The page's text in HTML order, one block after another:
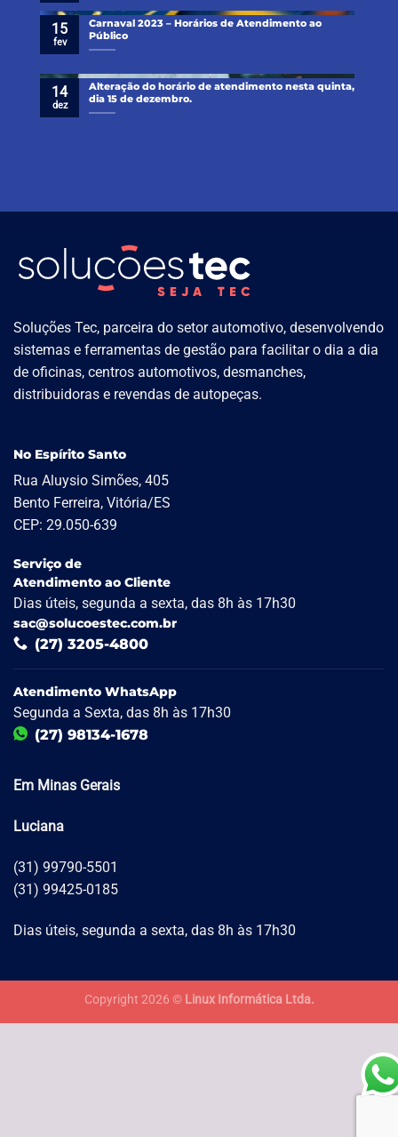
Carnaval 2023 – Horários de Atendimento ao
Público
15
fev
Alteração do horário de atendimento nesta quinta,
dia 15 de dezembro.
14
dez
Soluções Tec, parceira do setor automotivo, desenvolvendo
sistemas e ferramentas de gestão para facilitar o dia a dia
de oficinas, centros automotivos, desmanches,
distribuidoras e revendas de autopeças.
No Espírito Santo
Rua Aluysio Simões, 405
Bento Ferreira, Vitória/ES
CEP: 29.050-639
Serviço de
Atendimento ao Cliente
Dias úteis, segunda a sexta, das 8h às 17h30
sac@solucoestec.com.br
(27) 3205-4800
Atendimento WhatsApp
Segunda a Sexta, das 8h às 17h30
(27) 98134-1678
Em Minas Gerais
Luciana
(31) 99790-5501
(31) 99425-0185
Dias úteis, segunda a sexta, das 8h às 17h30
Copyright 2026 © Linux Informática Ltda.